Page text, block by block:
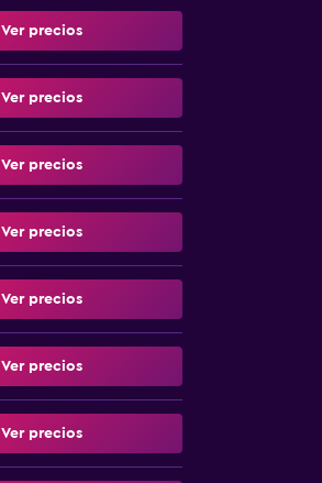
Ver precios
Ver precios
Ver precios
Ver precios
Ver precios
Ver precios
Ver precios